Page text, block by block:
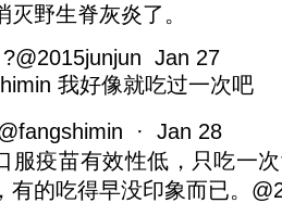
灭野生脊灰炎了。
Jan 27
我好像就吃过一次吧
· Jan 28
服疫苗有效性低，只吃一
有的吃得早没印象而已。